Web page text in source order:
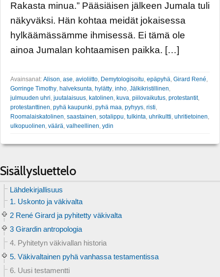
Rakasta minua.” Pääsiäisen jälkeen Jumala tuli
näkyväksi. Hän kohtaa meidät jokaisessa
hylkäämässämme ihmisessä. Ei tämä ole
ainoa Jumalan kohtaamisen paikka. […]
Avainsanat: Alison ase avioliitto Demytologisoitu epäpyhä Girard René
Gorringe Timothy halveksunta hylätty inho Jälkikristillinen
julmuuden uhri juutalaisuus katolinen kuva piilovaikutus protestantit,
protestanttinen pyhä kaupunki pyhä maa pyhyys risti
Roomalaiskatolinen saastainen sotalippu tulkinta uhrikultti uhritietoinen
ulkopuolinen väärä valheellinen ydin
Sisällysluettelo
Lähdekirjallisuus
1. Uskonto ja väkivalta
2 René Girard ja pyhitetty väkivalta
3 Girardin antropologia
4. Pyhitetyn väkivallan historia
5. Väkivaltainen pyhä vanhassa testamentissa
6. Uusi testamentti